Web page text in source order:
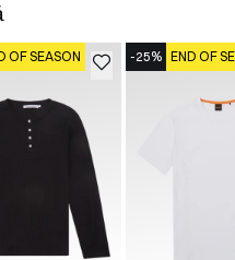
OF SEASON -25% END OF